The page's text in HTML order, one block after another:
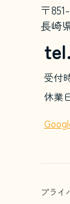
〒
長崎
受付
休業
プライ